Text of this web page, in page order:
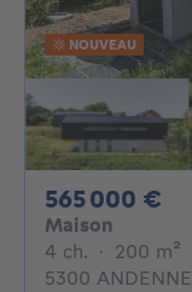
NOUVEAU
565 000 €
Maison
4 ch. 4 chambres
· 200 m²
5300 ANDENNE